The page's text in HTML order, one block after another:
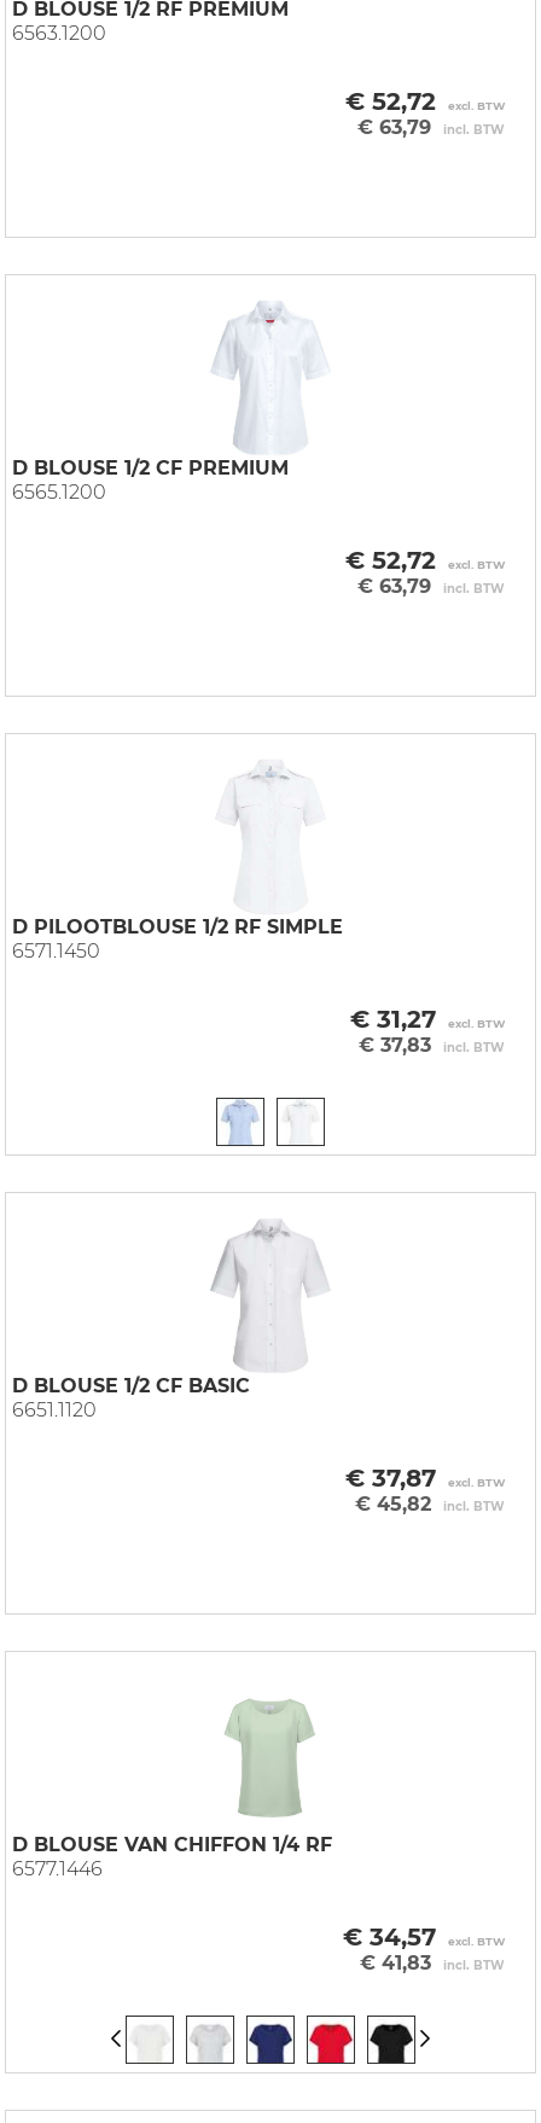
D BLOUSE 1/2 RF PREMIUM
6563.1200
€ 52,72 excl. BTW
€ 63,79 incl. BTW
D BLOUSE 1/2 CF PREMIUM
6565.1200
€ 52,72 excl. BTW
€ 63,79 incl. BTW
D PILOOTBLOUSE 1/2 RF SIMPLE
6571.1450
€ 31,27 excl. BTW
€ 37,83 incl. BTW
D BLOUSE 1/2 CF BASIC
6651.1120
€ 37,87 excl. BTW
€ 45,82 incl. BTW
D BLOUSE VAN CHIFFON 1/4 RF
6577.1446
€ 34,57 excl. BTW
€ 41,83 incl. BTW